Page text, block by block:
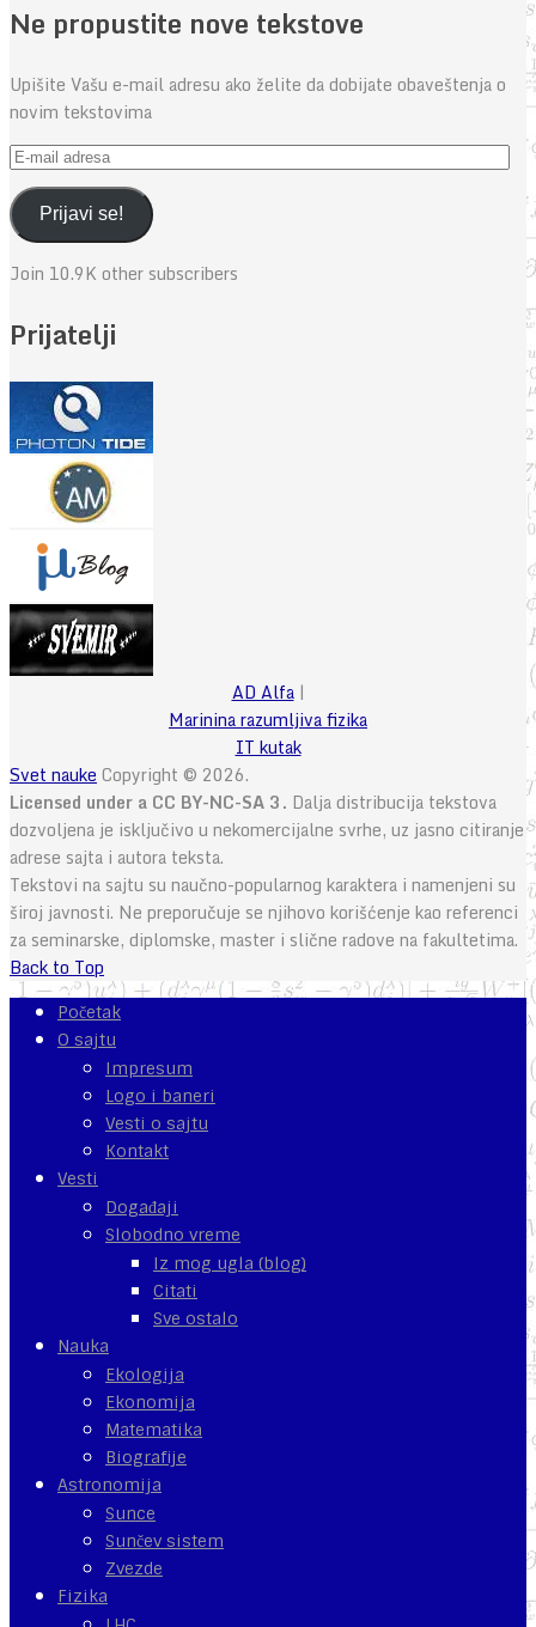
Ne propustite nove tekstove
Upišite Vašu e-mail adresu ako želite da dobijate obaveštenja o
novim tekstovima
E-
mail
adresaPrijavi se!
Join 10.9K other subscribers
Prijatelji
AD Alfa|
Marinina razumljiva fizika
IT kutak
Svet nauke Copyright © 2026.
Licensed under a CC BY-NC-SA 3. Dalja distribucija tekstova
dozvoljena je isključivo u nekomercijalne svrhe, uz jasno citiranje
adrese sajta i autora teksta.
Tekstovi na sajtu su naučno-popularnog karaktera i namenjeni su
široj javnosti. Ne preporučuje se njihovo korišćenje kao referenci
za seminarske, diplomske, master i slične radove na fakultetima.
Back to Top
Početak
O sajtu
Impresum
Logo i baneri
Vesti o sajtu
Kontakt
Vesti
Događaji
Slobodno vreme
Iz mog ugla (blog)
Citati
Sve ostalo
Nauka
Ekologija
Ekonomija
Matematika
Biografije
Astronomija
Sunce
Sunčev sistem
Zvezde
Fizika